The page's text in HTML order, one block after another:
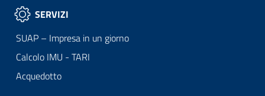
SERVIZI
SUAP – Impresa in un giorno
Calcolo IMU - TARI
Acquedotto